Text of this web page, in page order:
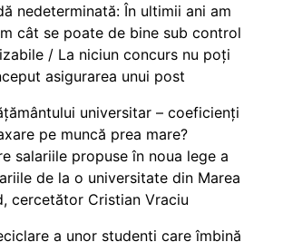
nedeterminată: În ultimii ani am
cât se poate de bine sub control
/ La niciun concurs nu poți
asigurarea unui post
universitar – coeficienți
pe muncă prea mare?
salariile propuse în noua lege a
de la o universitate din Marea
cercetător Cristian Vraciu
a unor studenți care îmbină